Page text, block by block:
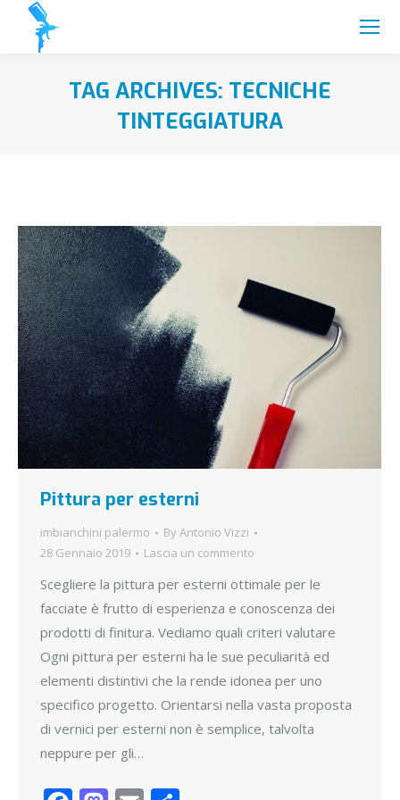
TAG ARCHIVES: TECNICHE
TINTEGGIATURA
Pittura per esterni
imbianchini palermo ByAntonio Vizzi
28 Gennaio 2019
Lascia un commento
Scegliere la pittura per esterni ottimale per le
facciate è frutto di esperienza e conoscenza dei
prodotti di finitura. Vediamo quali criteri valutare
Ogni pittura per esterni ha le sue peculiarità ed
elementi distintivi che la rende idonea per uno
specifico progetto. Orientarsi nella vasta proposta
di vernici per esterni non è semplice, talvolta
neppure per gli…